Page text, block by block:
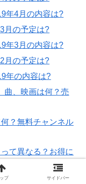
年4月の内容は?
月の予定は?
年3月の内容は?
月の予定は?
年の内容は?
曲、映画は何？売
？無料チャンネル
て異なる？お得に
う？無料にする方
プ サイドバー